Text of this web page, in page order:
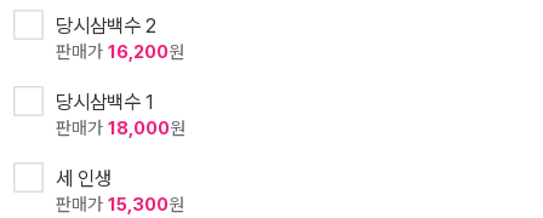
당시삼백수 2
판매가 16,200원
당시삼백수 1
판매가 18,000원
세 인생
판매가 15,300원